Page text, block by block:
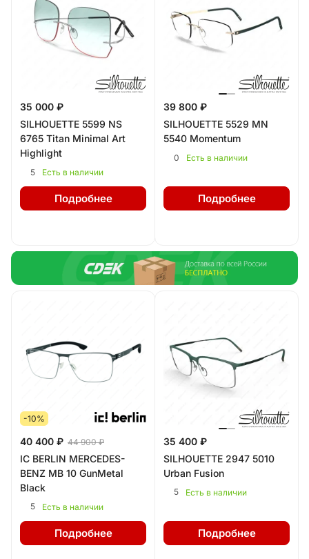
35 000 ₽
SILHOUETTE 5599 NS
6765 Titan Minimal Art
Highlight
5 Есть в наличии
Подробнее
39 800 ₽
SILHOUETTE 5529 MN
5540 Momentum
0 Есть в наличии
Подробнее
-10%
40 400 ₽ 44 900 ₽
IC BERLIN MERCEDES-
BENZ MB 10 GunMetal
Black
5 Есть в наличии
Подробнее
35 400 ₽
SILHOUETTE 2947 5010
Urban Fusion
5 Есть в наличии
Подробнее